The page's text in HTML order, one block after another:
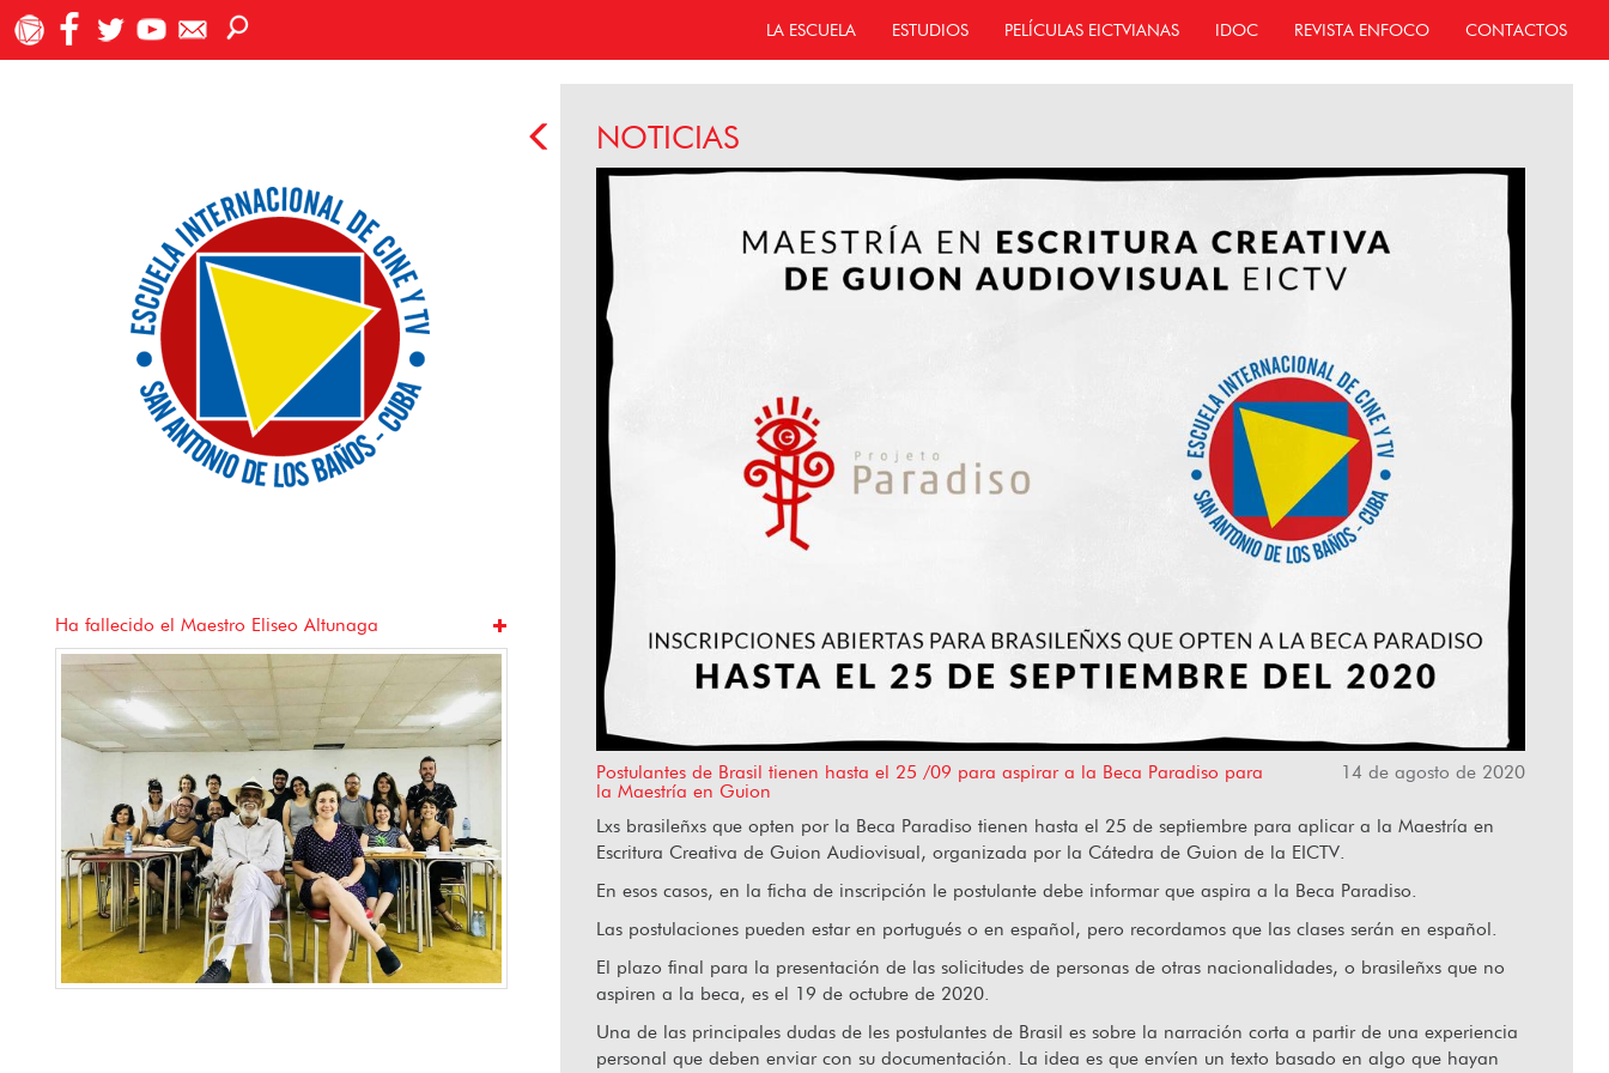
LA ESCUELA ESTUDIOS PELÍCULAS EICTVIANAS IDOC REVISTA ENFOCO CONTACTOS
Jugando a mirar: Cine, juego y barrio en La Habana
Vieja
NOTICIAS
Postulantes de Brasil tienen hasta el 25 /09 para aspirar a la Beca Paradiso para
la Maestría en Guion
14 de agosto de 2020
Lxs brasileñxs que opten por la Beca Paradiso tienen hasta el 25 de septiembre para aplicar a la Maestría en
Escritura Creativa de Guion Audiovisual, organizada por la Cátedra de Guion de la EICTV.
En esos casos, en la ficha de inscripción le postulante debe informar que aspira a la Beca Paradiso.
Las postulaciones pueden estar en portugués o en español, pero recordamos que las clases serán en español.
El plazo final para la presentación de las solicitudes de personas de otras nacionalidades, o brasileñxs que no
aspiren a la beca, es el 19 de octubre de 2020.
Una de las principales dudas de les postulantes de Brasil es sobre la narración corta a partir de una experiencia
personal que deben enviar con su documentación. La idea es que envíen un texto basado en algo que hayan